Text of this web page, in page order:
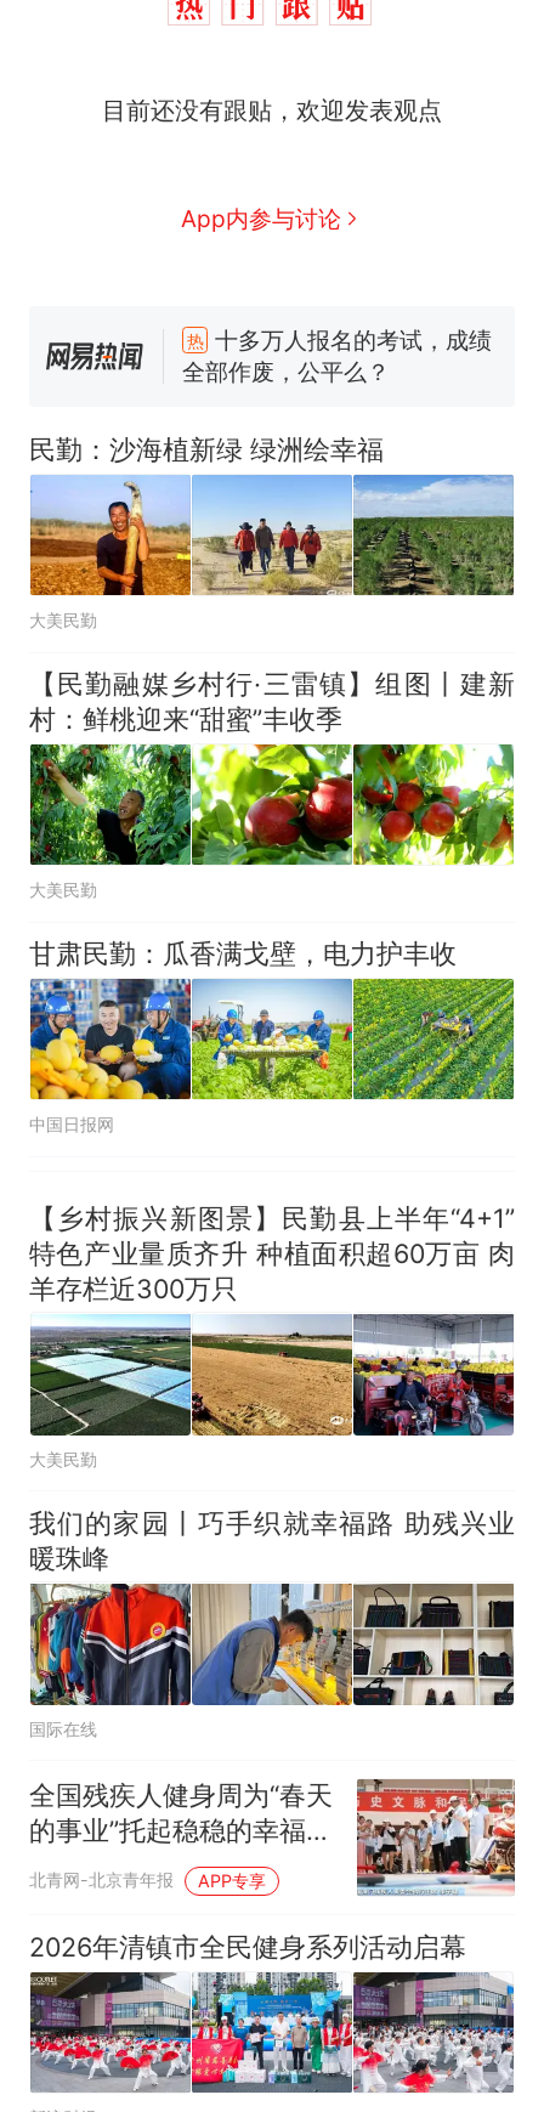
目前还没有跟贴，欢迎发表观点
App内参与讨论
新 全球唯一没有法定首都的国
家，刚改国名，总统就邀请中
线一圈，还曾两次到中国寻根
5060元才肯搬上楼！女子傻眼
了……
视频丨只要一枚命中就能让航
母瘫痪 轰-6J实力有多强？
空调24小时开着反而更省电？
电力部门回应
已叫停招聘，成立调查组全面
核查
热 十多万人报名的考试，成绩
全部作废，公平么？
民勤：沙海植新绿 绿洲绘幸福
大美民勤
【民勤融媒乡村行·三雷镇】组图丨建新
村：鲜桃迎来“甜蜜”丰收季
大美民勤
甘肃民勤：瓜香满戈壁，电力护丰收
中国日报网
【乡村振兴新图景】民勤县上半年“4+1”
特色产业量质齐升 种植面积超60万亩 肉
羊存栏近300万只
大美民勤
我们的家园丨巧手织就幸福路 助残兴业
暖珠峰
国际在线
全国残疾人健身周为“春天
的事业”托起稳稳的幸福
共同书写健康生活答卷
北青网-北京青年报 APP专享
2026年清镇市全民健身系列活动启幕